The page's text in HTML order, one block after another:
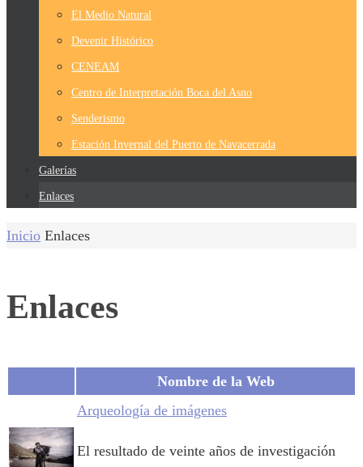
El Medio Natural
Devenir Histórico
CENEAM
Centro de Interpretación Boca del Asno
Senderismo
Estación Invernal del Puerto de Navacerrada
Galerías
Enlaces
Inicio Enlaces
Enlaces
Nombre de la Web
Arqueología de imágenes
El resultado de veinte años de investigación